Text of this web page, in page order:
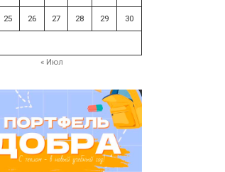
25 26 27 28 29 30
« Июл